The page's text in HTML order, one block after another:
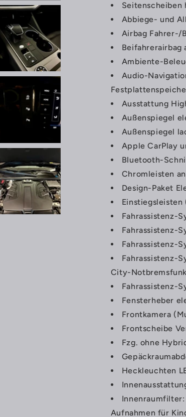
Seitenscheiben
Abbiege- und
Airbag Fahrer-/
Beifahrerairbag
Ambiente-
Audio-
Ausstattung
Außenspiegel
Außenspiegel
Apple CarPlay
Bluetooth-
Chromleisten
Design-Paket
Einstiegsleisten
Fahrassistenz-
Fahrassistenz-
Fahrassistenz-
Fahrassistenz-
City-
Fahrassistenz-
Fensterheber
Frontkamera
Frontscheibe
Fzg. ohne
Heckleuchten
Aufnahmen für